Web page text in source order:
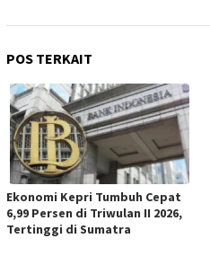
POS TERKAIT
Ekonomi Kepri Tumbuh Cepat
6,99 Persen di Triwulan II 2026,
Tertinggi di Sumatra